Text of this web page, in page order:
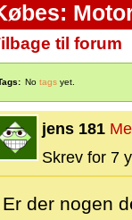
til forum
No tags yet.
jens 181
Skrev for 7
Er der nogen